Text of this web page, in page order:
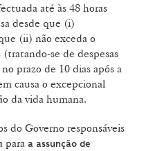
até às 48 horas
desde que (i)
(ii) não exceda o
se de despesas
prazo de 10 dias após a
causa o excepcional
da vida humana.
do Governo responsáveis
para a assunção de